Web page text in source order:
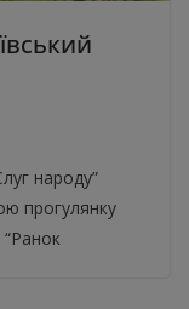
народу”
прогулянку
“Ранок